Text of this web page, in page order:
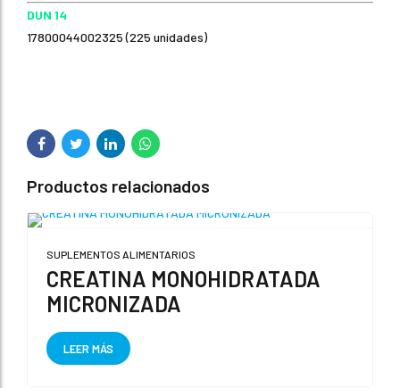
DUN 14
17800044002325 (225 unidades)
Productos relacionados
SUPLEMENTOS ALIMENTARIOS
CREATINA MONOHIDRATADA
MICRONIZADA
LEER MÁS